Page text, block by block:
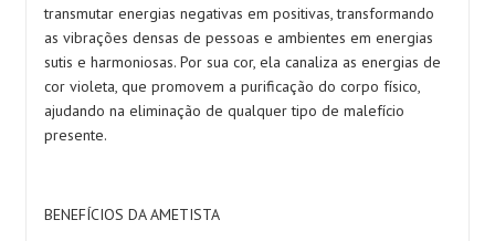
transmutar energias negativas em positivas, transformando
as vibrações densas de pessoas e ambientes em energias
sutis e harmoniosas. Por sua cor, ela canaliza as energias de
cor violeta, que promovem a purificação do corpo físico,
ajudando na eliminação de qualquer tipo de malefício
presente.
BENEFÍCIOS DA AMETISTA